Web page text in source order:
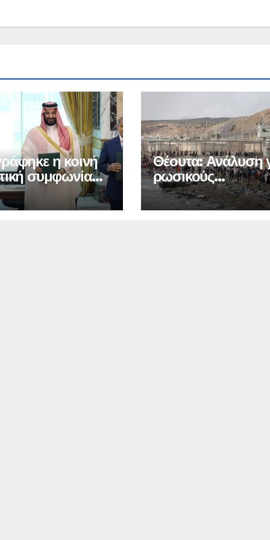
η κοινή
συμφωνία
Θέουτα: Ανάλυση
ρωσικούς
λογαριασμούς και
μεταναστευτική